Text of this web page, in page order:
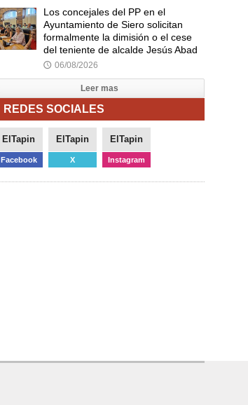
Los concejales del PP en el
Ayuntamiento de Siero solicitan
formalmente la dimisión o el cese
del teniente de alcalde Jesús Abad
🕔 06/08/2026
Leer mas
REDES SOCIALES
ElTapin
Facebook
ElTapin
X
ElTapin
Instagram